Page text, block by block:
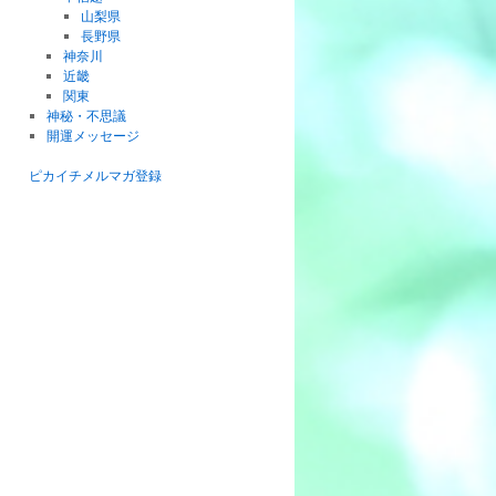
山梨県
長野県
神奈川
近畿
関東
神秘・不思議
開運メッセージ
ピカイチメルマガ登録